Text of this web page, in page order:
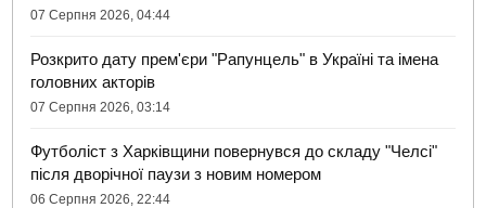
07 Серпня 2026, 04:44
Розкрито дату прем'єри "Рапунцель" в Україні та імена
головних акторів
07 Серпня 2026, 03:14
Футболіст з Харківщини повернувся до складу "Челсі"
після дворічної паузи з новим номером
06 Серпня 2026, 22:44